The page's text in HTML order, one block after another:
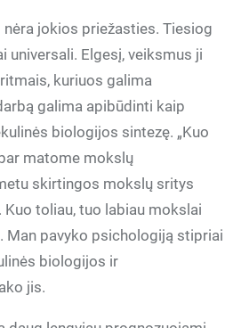
jokios priežasties. Tiesiog
universali. Elgesį, veiksmus ji
kuriuos galima
galima apibūdinti kaip
biologijos sintezę. „Kuo
matome mokslų
skirtingos mokslų sritys
toliau, tuo labiau mokslai
Man pavyko psichologiją stipriai
biologijos ir
jis.